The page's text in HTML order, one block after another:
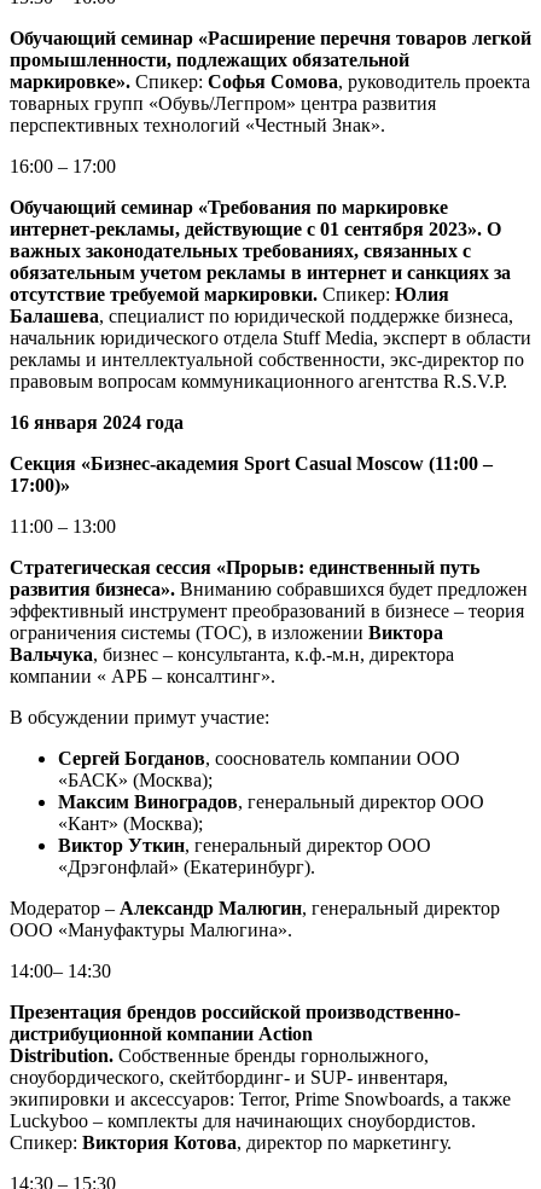
Обучающий семинар «Расширение перечня товаров легкой
промышленности, подлежащих обязательной
маркировке». Спикер: Софья Сомова, руководитель проекта
товарных групп «Обувь/Легпром» центра развития
перспективных технологий «Честный Знак».
16:00 – 17:00
Обучающий семинар «Требования по маркировке
интернет-рекламы, действующие с 01 сентября 2023». О
важных законодательных требованиях, связанных с
обязательным учетом рекламы в интернет и санкциях за
отсутствие требуемой маркировки. Спикер: Юлия
Балашева, специалист по юридической поддержке бизнеса,
начальник юридического отдела Stuff Media, эксперт в области
рекламы и интеллектуальной собственности, экс-директор по
правовым вопросам коммуникационного агентства R.S.V.P.
16 января 2024 года
Секция «Бизнес-академия Sport Casual Moscow (11:00 –
17:00)»
11:00 – 13:00
Стратегическая сессия «Прорыв: единственный путь
развития бизнеса». Вниманию собравшихся будет предложен
эффективный инструмент преобразований в бизнесе – теория
ограничения системы (ТОС), в изложении Виктора
Вальчука, бизнес – консультанта, к.ф.-м.н, директора
компании « АРБ – консалтинг».
В обсуждении примут участие:
Сергей Богданов, сооснователь компании ООО
«БАСК» (Москва);
Максим Виноградов, генеральный директор ООО
«Кант» (Москва);
Виктор Уткин, генеральный директор ООО
«Дрэгонфлай» (Екатеринбург).
Модератор – Александр Малюгин, генеральный директор
ООО «Мануфактуры Малюгина».
14:00– 14:30
Презентация брендов российской производственно-
дистрибуционной компании Action
Distribution. Собственные бренды горнолыжного,
сноубордического, скейтбординг- и SUP- инвентаря,
экипировки и аксессуаров: Terror, Prime Snowboards, а также
Luckyboo – комплекты для начинающих сноубордистов.
Спикер: Виктория Котова, директор по маркетингу.
14:30 – 15:30